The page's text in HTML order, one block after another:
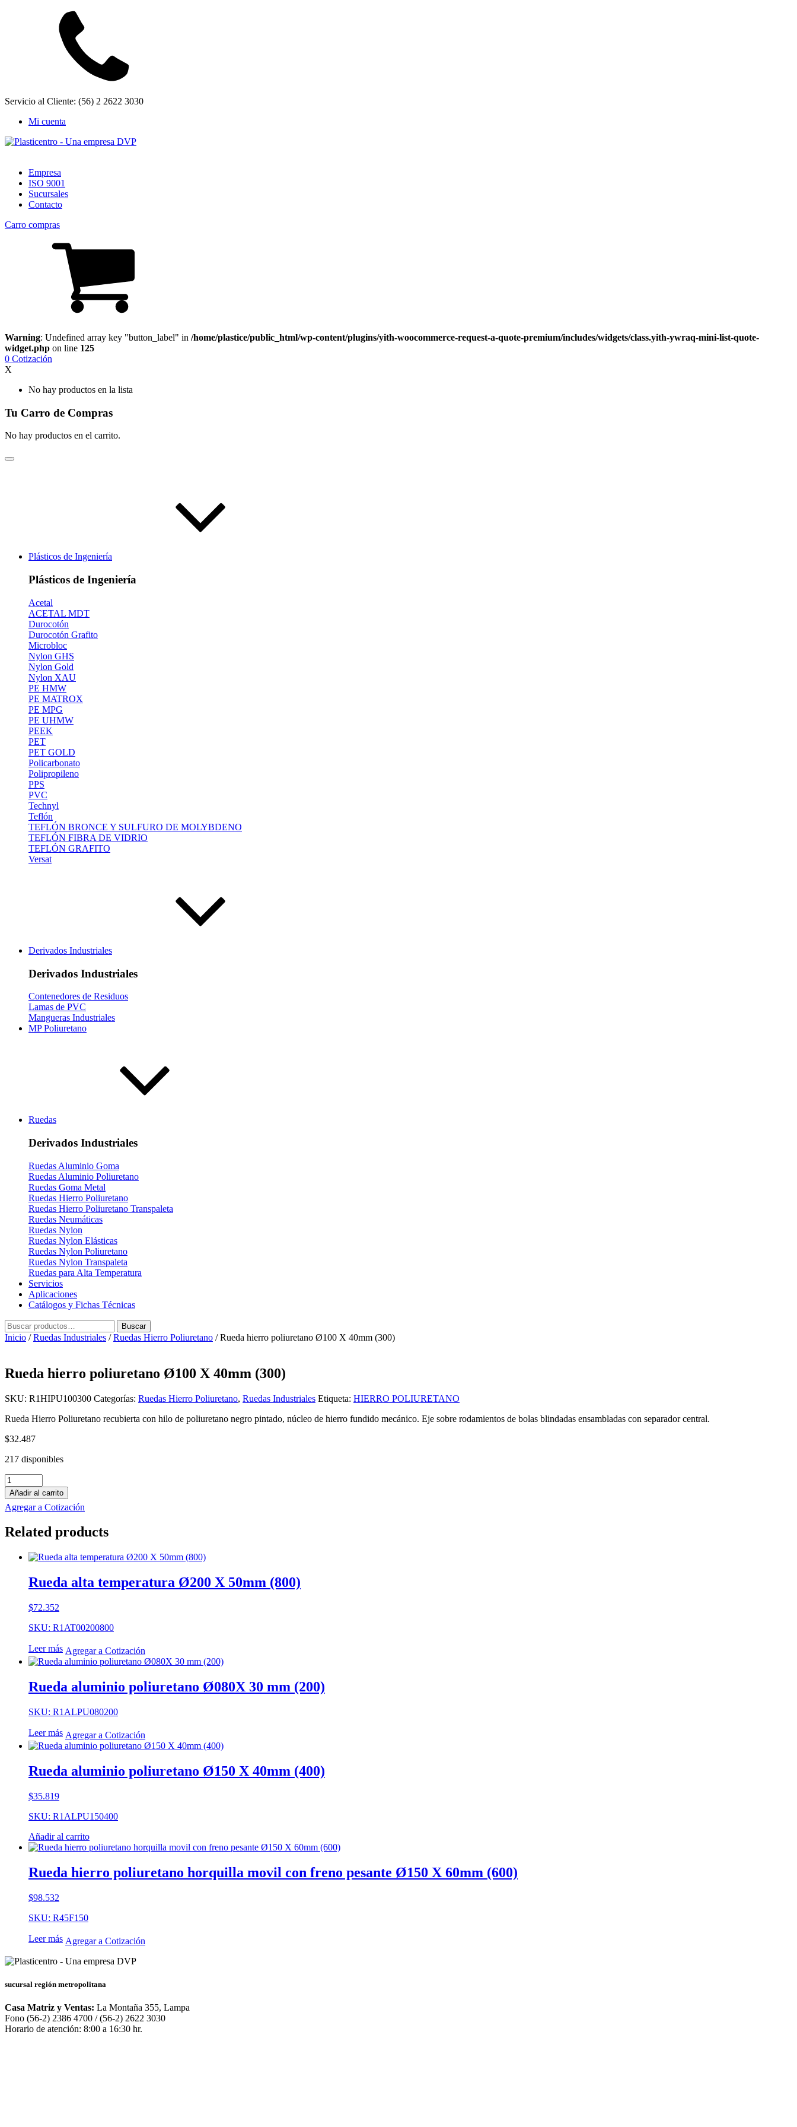
Servicio al Cliente: (56) 2 2622 3030
Mi cuenta
Empresa
ISO 9001
Sucursales
Contacto
Carro compras
Warning: Undefined array key "button_label" in /home/plastice/public_html/wp-content/plugins/yith-woocommerce-request-a-quote-premium/includes/widgets/class.yith-ywraq-mini-list-quote-
widget.php on line 125
0 Cotización
X
No hay productos en la lista
Tu Carro de Compras
No hay productos en el carrito.
Plásticos de Ingeniería
Plásticos de Ingeniería
Acetal
ACETAL MDT
Durocotón
Durocotón Grafito
Microbloc
Nylon GHS
Nylon Gold
Nylon XAU
PE HMW
PE MATROX
PE MPG
PE UHMW
PEEK
PET
PET GOLD
Policarbonato
Polipropileno
PPS
PVC
Technyl
Teflón
TEFLÓN BRONCE Y SULFURO DE MOLYBDENO
TEFLÓN FIBRA DE VIDRIO
TEFLÓN GRAFITO
Versat
Derivados Industriales
Derivados Industriales
Contenedores de Residuos
Lamas de PVC
Mangueras Industriales
MP Poliuretano
Ruedas
Derivados Industriales
Ruedas Aluminio Goma
Ruedas Aluminio Poliuretano
Ruedas Goma Metal
Ruedas Hierro Poliuretano
Ruedas Hierro Poliuretano Transpaleta
Ruedas Neumáticas
Ruedas Nylon
Ruedas Nylon Elásticas
Ruedas Nylon Poliuretano
Ruedas Nylon Transpaleta
Ruedas para Alta Temperatura
Servicios
Aplicaciones
Catálogos y Fichas Técnicas
Buscar
por:
Buscar
Inicio /Ruedas Industriales /Ruedas Hierro Poliuretano / Rueda hierro poliuretano Ø100 X 40mm (300)
Rueda hierro poliuretano Ø100 X 40mm (300)
SKU: R1HIPU100300 Categorías: Ruedas Hierro Poliuretano, Ruedas Industriales Etiqueta: HIERRO POLIURETANO
Rueda Hierro Poliuretano recubierta con hilo de poliuretano negro pintado, núcleo de hierro fundido mecánico. Eje sobre rodamientos de bolas blindadas ensambladas con separador central.
$32.487
217 disponibles
Rueda
hierro
poliuretano
Ø100
40mm
cantidad
Añadir al carrito
Agregar a Cotización
Related products
Rueda alta temperatura Ø200 X 50mm (800)
$72.352
SKU: R1AT00200800
Leer más Agregar a Cotización
Rueda aluminio poliuretano Ø080X 30 mm (200)
SKU: R1ALPU080200
Leer más Agregar a Cotización
Rueda aluminio poliuretano Ø150 X 40mm (400)
$35.819
SKU: R1ALPU150400
Añadir al carrito
Rueda hierro poliuretano horquilla movil con freno pesante Ø150 X 60mm (600)
$98.532
SKU: R45F150
Leer más Agregar a Cotización
sucursal región metropolitana
Casa Matriz y Ventas: La Montaña 355, Lampa
Fono (56-2) 2386 4700 / (56-2) 2622 3030
Horario de atención: 8:00 a 16:30 hr.